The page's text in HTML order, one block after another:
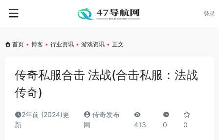
登录
首页 • 博客 • 行业资讯 • 游戏资讯 • 正文
传奇私服合击 法战(合击私服：法战
传奇)
2年前 (2024)更
新
传奇发布
网
413 0 0